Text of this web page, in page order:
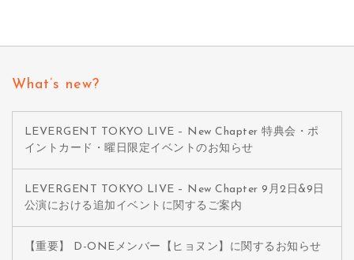
What’s new?
LEVERGENT TOKYO LIVE – New Chapter 特典会・ポ
イントカード・曜日限定イベントのお知らせ
LEVERGENT TOKYO LIVE – New Chapter 9月2日&9日
公演における追加イベントに関するご案内
【重要】 D-ONEメンバー【ヒョヌン】に関するお知らせ